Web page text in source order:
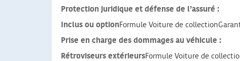
Protection juridique et défense de l’assuré :
Inclus ou optionFormule Voiture de
Prise en charge des dommages au véhicule :
Rétroviseurs extérieursFormule Voiture de